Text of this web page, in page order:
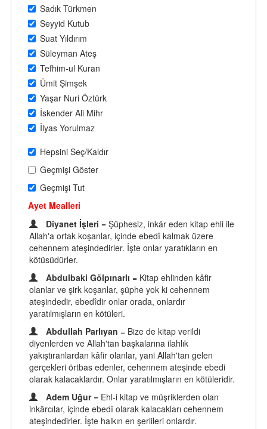
Sadık Türkmen
Seyyid Kutub
Suat Yıldırım
Süleyman Ateş
Tefhim-ul Kuran
Ümit Şimşek
Yaşar Nuri Öztürk
İskender Ali Mihr
İlyas Yorulmaz
Hepsini Seç/Kaldır
Geçmişi Göster
Geçmişi Tut
Ayet Mealleri
Diyanet İşleri = Şüphesiz, inkâr eden kitap ehli ile
Allah'a ortak koşanlar, içinde ebedî kalmak üzere
cehennem ateşindedirler. İşte onlar yaratıkların en
kötüsüdürler.
Abdulbaki Gölpınarlı = Kitap ehlinden kâfir
olanlar ve şirk koşanlar, şüphe yok ki cehennem
ateşindedir, ebedîdir onlar orada, onlardır
yaratılmışların en kötüleri.
Abdullah Parlıyan = Bize de kitap verildi
diyenlerden ve Allah'tan başkalarına ilahlık
yakıştıranlardan kâfir olanlar, yani Allah'tan gelen
gerçekleri örtbas edenler, cehennem ateşinde ebedi
olarak kalacaklardır. Onlar yaratılmışların en kötüleridir.
Adem Uğur = Ehl-i kitap ve müşriklerden olan
inkârcılar, içinde ebedî olarak kalacakları cehennem
ateşindedirler. İşte halkın en şerlileri onlardır.